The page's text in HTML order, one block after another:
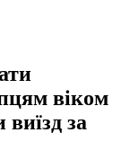
віком
за